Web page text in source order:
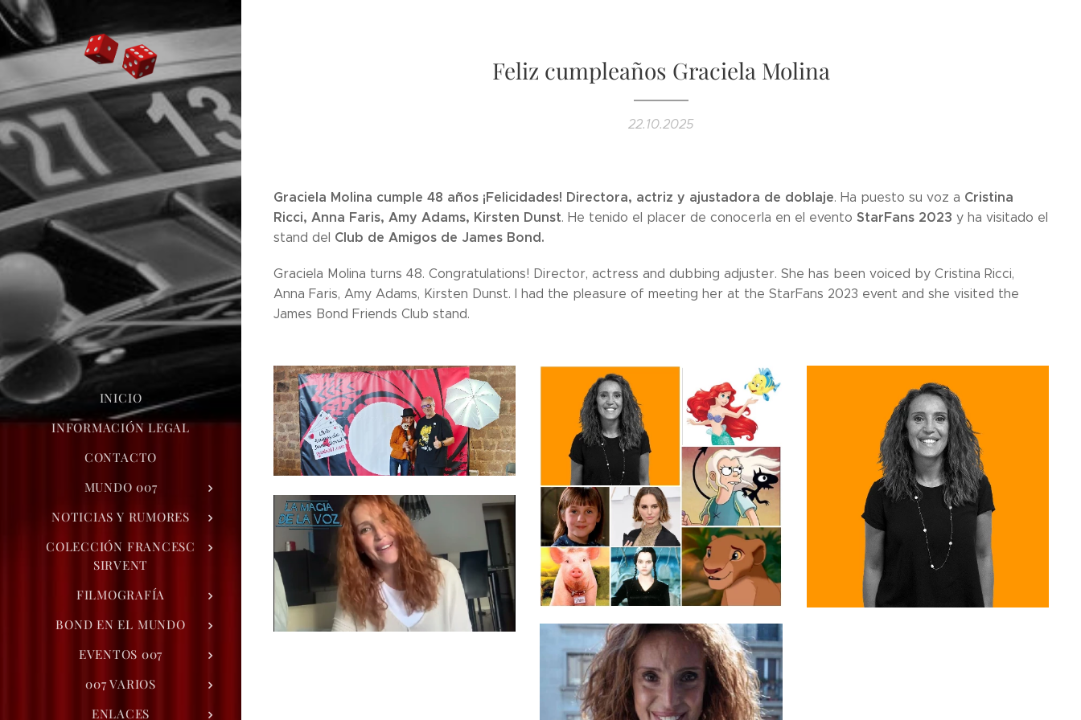
INICIO
INFORMACIÓN LEGAL
CONTACTO
MUNDO 007
NOTICIAS Y RUMORES
COLECCIÓN FRANCESC
SIRVENT
FILMOGRAFÍA
BOND EN EL MUNDO
EVENTOS 007
007 VARIOS
ENLACES
Feliz cumpleaños Graciela Molina
22.10.2025
Graciela Molina cumple 48 años ¡Felicidades! Directora, actriz y ajustadora de doblaje. Ha puesto su voz a Cristina
Ricci, Anna Faris, Amy Adams, Kirsten Dunst. He tenido el placer de conocerla en el evento StarFans 2023 y ha visitado el
stand del Club de Amigos de James Bond.
Graciela Molina turns 48. Congratulations! Director, actress and dubbing adjuster. She has been voiced by Cristina Ricci,
Anna Faris, Amy Adams, Kirsten Dunst. I had the pleasure of meeting her at the StarFans 2023 event and she visited the
James Bond Friends Club stand.